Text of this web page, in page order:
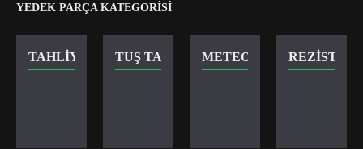
YEDEK PARÇA KATEGORISI
TAHLIYE VANASITUŞ TAKIMI METEOR KILITREZISTANS